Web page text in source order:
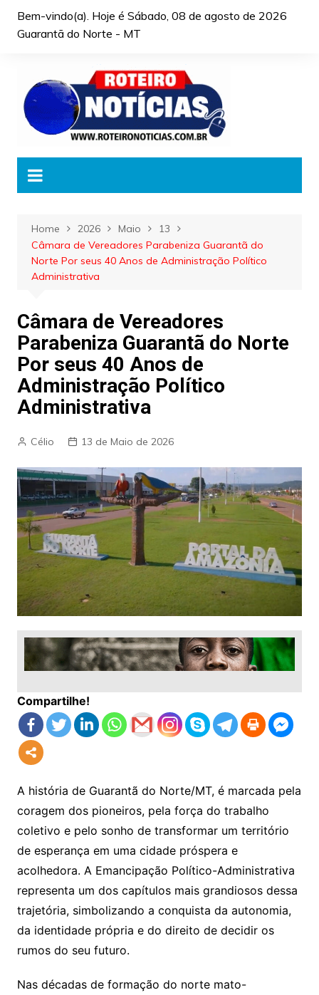
Bem-vindo(a). Hoje é Sábado, 08 de agosto de 2026
Guarantã do Norte - MT
Home 2026 Maio
13
Câmara de Vereadores Parabeniza Guarantã do
Norte Por seus 40 Anos de Administração Político
Administrativa
Câmara de Vereadores
Parabeniza Guarantã do Norte
Por seus 40 Anos de
Administração Político
Administrativa
Célio 13 de Maio de 2026
Compartilhe!
A história de Guarantã do Norte/MT, é marcada pela
coragem dos pioneiros, pela força do trabalho
coletivo e pelo sonho de transformar um território
de esperança em uma cidade próspera e
acolhedora. A Emancipação Político-Administrativa
representa um dos capítulos mais grandiosos dessa
trajetória, simbolizando a conquista da autonomia,
da identidade própria e do direito de decidir os
rumos do seu futuro.
Nas décadas de formação do norte mato-